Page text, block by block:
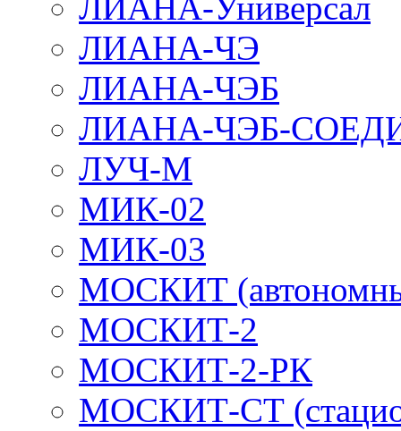
ЛИАНА-ЧЭ
ЛИАНА-ЧЭБ
ЛИАНА-ЧЭБ-
ЛУЧ-М
МИК-02
МИК-03
МОСКИТ
МОСКИТ-2
МОСКИТ-2-РК
МОСКИТ-СТ